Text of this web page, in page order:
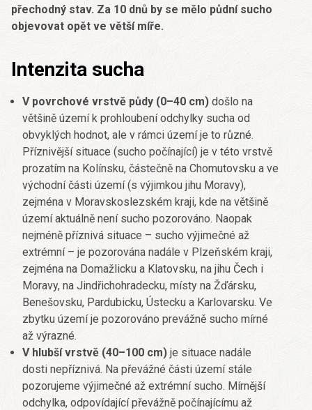
přechodný stav. Za 10 dnů by se mělo půdní sucho
objevovat opět ve větší míře.
Intenzita sucha
V povrchové vrstvě půdy (0–40 cm) došlo na
většině území k prohloubení odchylky sucha od
obvyklých hodnot, ale v rámci území je to různé.
Příznivější situace (sucho počínající) je v této vrstvě
prozatím na Kolínsku, částečně na Chomutovsku a ve
východní části území (s výjimkou jihu Moravy),
zejména v Moravskoslezském kraji, kde na většině
území aktuálně není sucho pozorováno. Naopak
nejméně příznivá situace – sucho výjimečné až
extrémní – je pozorována nadále v Plzeňském kraji,
zejména na Domažlicku a Klatovsku, na jihu Čech i
Moravy, na Jindřichohradecku, místy na Žďársku,
Benešovsku, Pardubicku, Ústecku a Karlovarsku. Ve
zbytku území je pozorováno prevážně sucho mírné
až výrazné.
V hlubší vrstvě (40–100 cm) je situace nadále
dosti nepříznivá. Na převážné části území stále
pozorujeme výjimečné až extrémní sucho. Mírnější
odchylka, odpovídající převážně počínajícímu až